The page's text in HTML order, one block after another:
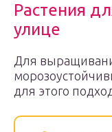
Растения
улице
Для
для этого